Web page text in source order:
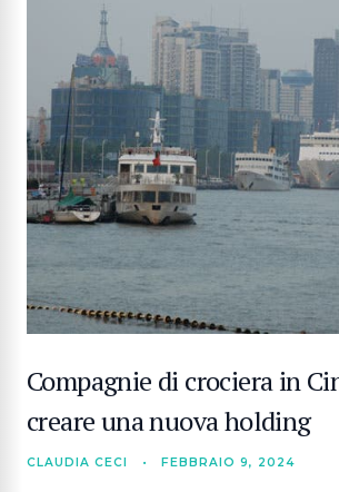
Compagnie di crociera in
creare una nuova holding
CLAUDIA CECI • FEBBRAIO 9, 2024